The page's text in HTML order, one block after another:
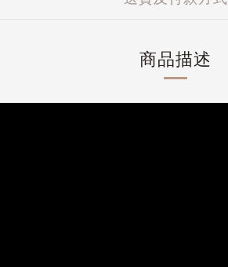
商品描述